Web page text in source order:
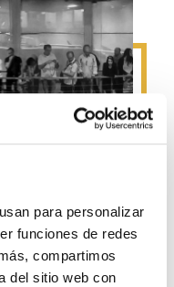
para personalizar
funciones de redes
compartimos
del sitio web con